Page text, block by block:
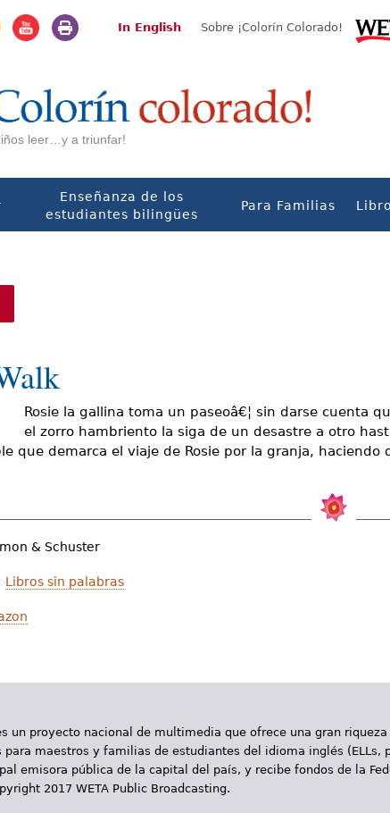
In English Sobre ¡Colorín Colorado!
leer…y a triunfar!
Enseñanza de los
estudiantes bilingües
Para Familias
Rosie la gallina toma un paseoâ€¦ sin darse cuenta
el zorro hambriento la siga de un desastre a otro
que demarca el viaje de Rosie por la granja, haciendo
& Schuster
Libros sin palabras
un proyecto nacional de multimedia que ofrece una gran
para maestros y familias de estudiantes del idioma inglés
emisora pública de la capital del país, y recibe fondos de la
2017 WETA Public Broadcasting.